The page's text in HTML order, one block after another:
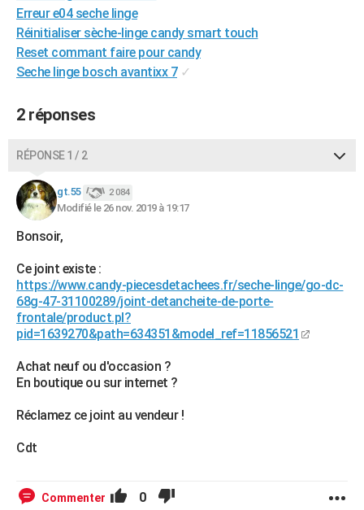
Destinations
City break
Voyage nature
Voyage de noces
Forum
Climat
+PHOTO
GUIDES D'ACHAT
BONS PLANS
CARTE DE VOEUX
COPAINS D'AVANT
S'inscrire
Se connecter
Lycées
Collèges
Primaires
Universités
Entreprises
Service militaire
Avis de recherche
AVIS DE DÉCÈS
FORUM
Bricolage
Lifestyle
Culture
Sport
Auto
Television
Voyage
Cinema
Erreur e04 seche linge
Réinitialiser sèche-linge candy smart touch
Reset commant faire pour candy
Seche linge bosch avantixx 7 ✓
2 réponses
RÉPONSE 1 / 2
gt.55 2 084
Modifié le 26 nov. 2019 à 19:17
Bonsoir,
Ce joint existe :
https://www.candy-piecesdetachees.fr/seche-linge/go-dc-
68g-47-31100289/joint-detancheite-de-porte-
frontale/product.pl?
pid=1639270&path=634351&model_ref=11856521
Achat neuf ou d'occasion ?
En boutique ou sur internet ?
Réclamez ce joint au vendeur !
Cdt
Commenter 0